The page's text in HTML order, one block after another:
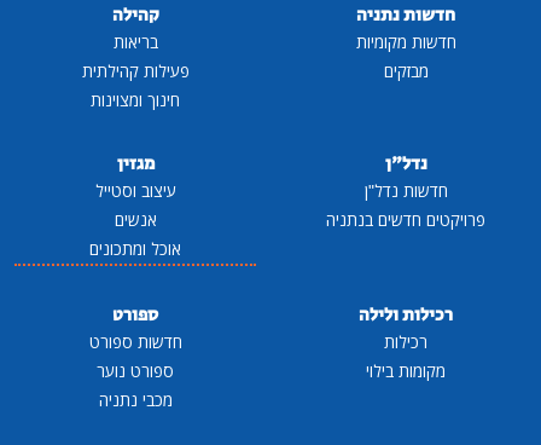
חדשות נתניה
חדשות מקומיות
מבזקים
קהילה
בריאות
פעילות קהילתית
חינוך ומצוינות
נדל"ן
חדשות נדל"ן
פרויקטים חדשים בנתניה
מגזין
עיצוב וסטייל
אנשים
אוכל ומתכונים
רכילות ולילה
רכילות
מקומות בילוי
ספורט
חדשות ספורט
ספורט נוער
מכבי נתניה